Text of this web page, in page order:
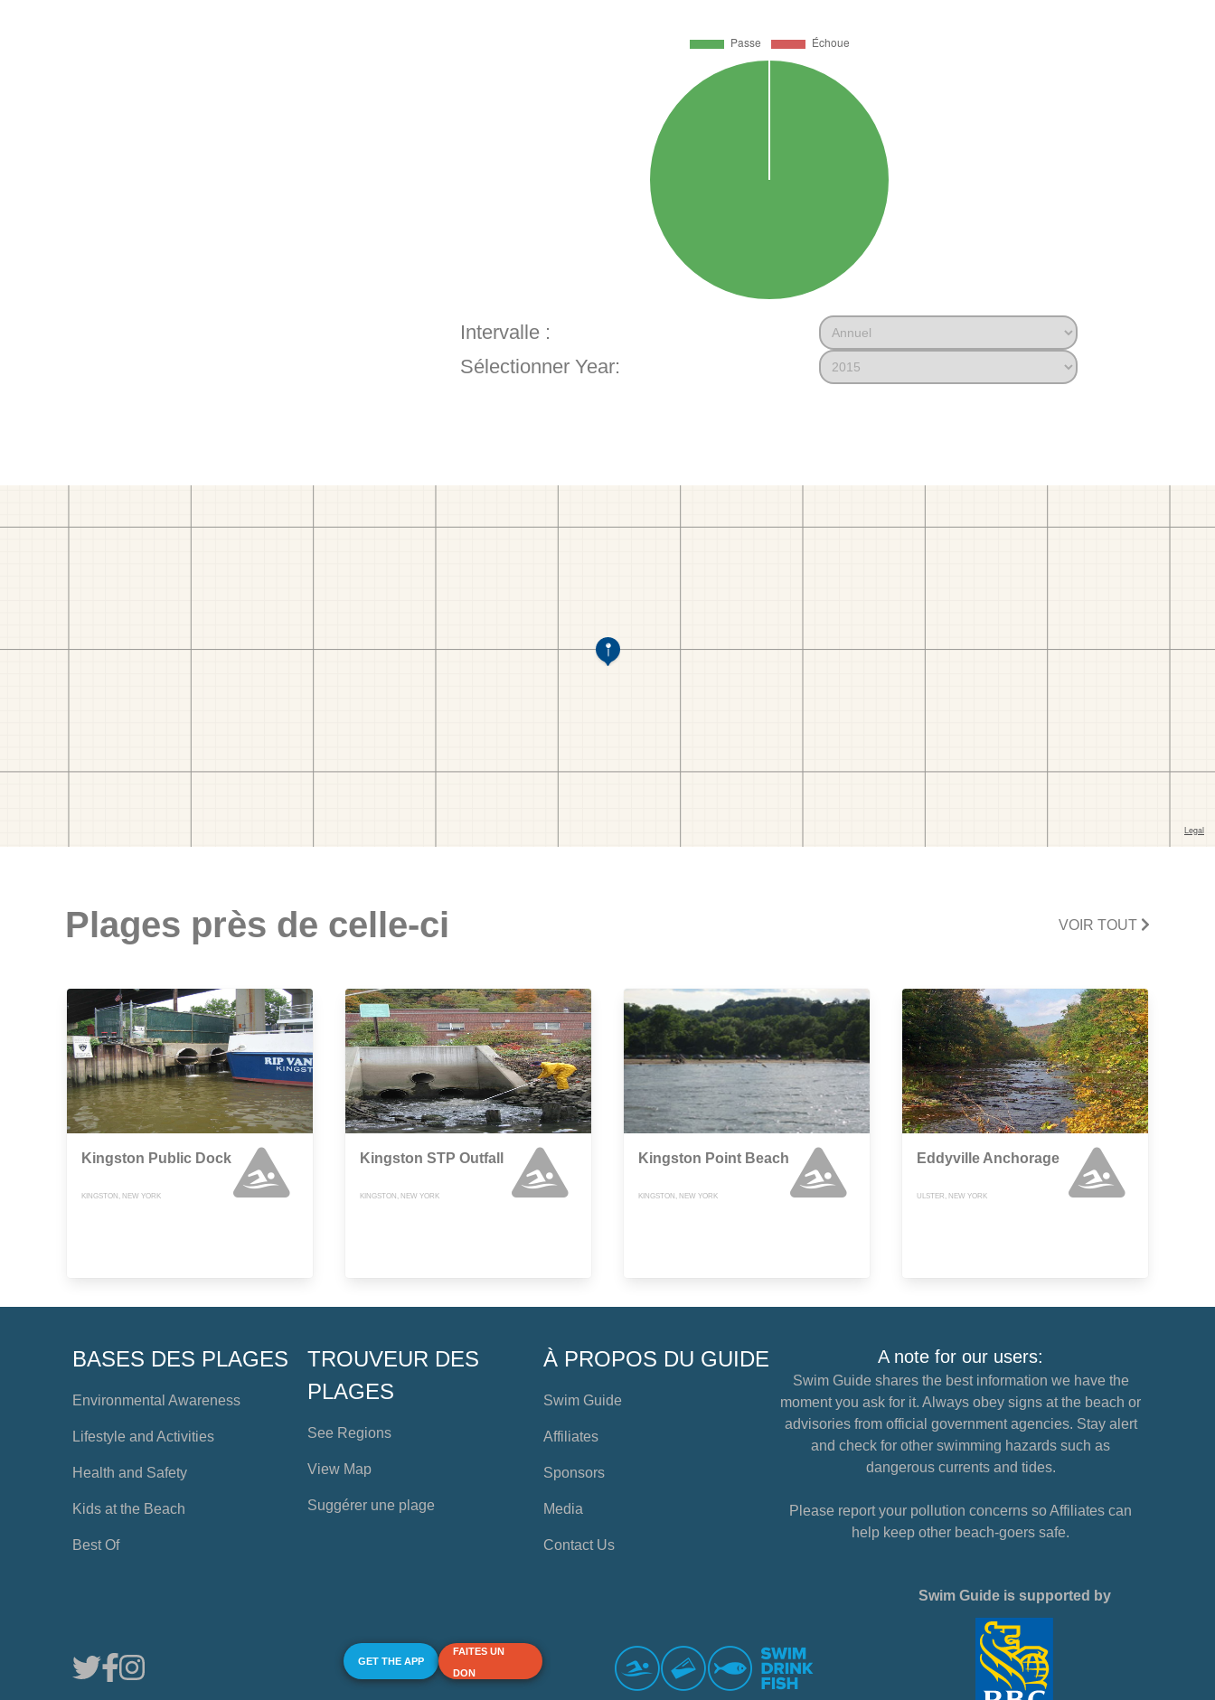
Intervalle :
Sélectionner Year:
Plages près de celle-ci VOIR TOUT
Kingston Public Dock
KINGSTON, NEW YORK
Kingston STP Outfall
KINGSTON, NEW YORK
Kingston Point Beach
KINGSTON, NEW YORK
Eddyville Anchorage
ULSTER, NEW YORK
BASES DES PLAGES
Environmental Awareness
Lifestyle and Activities
Health and Safety
Kids at the Beach
Best Of
TROUVEUR DES
PLAGES
See Regions
View Map
Suggérer une plage
À PROPOS DU GUIDE
Swim Guide
Affiliates
Sponsors
Media
Contact Us
A note for our users:
Swim Guide shares the best information we have the
moment you ask for it. Always obey signs at the beach or
advisories from official government agencies. Stay alert
and check for other swimming hazards such as
dangerous currents and tides.
Please report your pollution concerns so Affiliates can
help keep other beach-goers safe.
GET THE APP
FAITES UN
DON
Swim Guide is supported by